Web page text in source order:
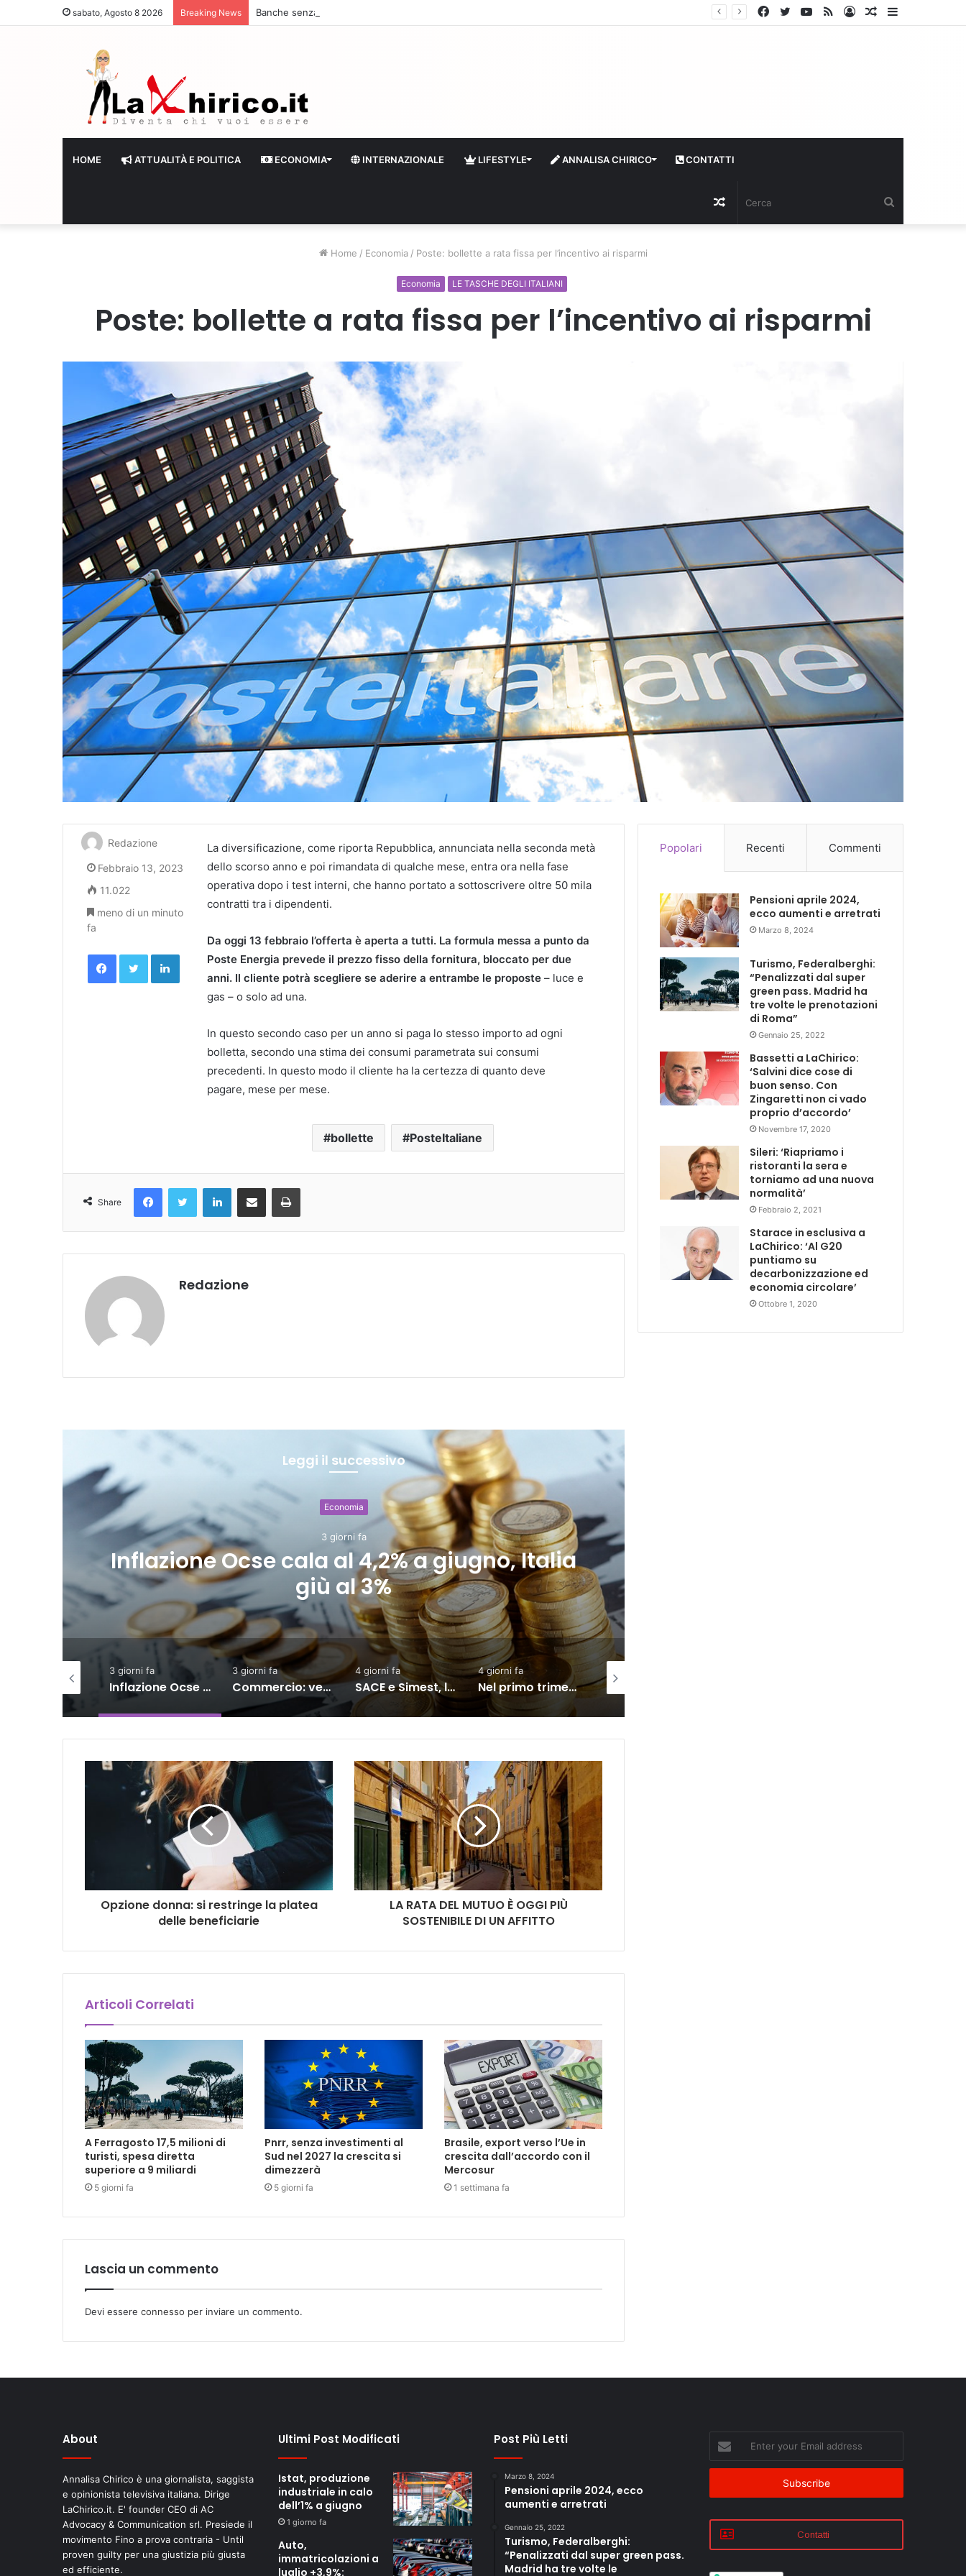
sabato, Agosto 8 2026 Breaking News Banche senza liquidità e riserve Fmi inutilizzabili: la crisi dell’economia russa
Articolo
Log
RSS
YouTube
Twitter
Facebook
HOME ATTUALITÀ E POLITICA ECONOMIA INTERNAZIONALE LIFESTYLE ANNALISA CHIRICO CONTATTI
Articolo
Home / Economia / Poste: bollette a rata fissa per l’incentivo ai risparmi
Economia LE TASCHE DEGLI ITALIANI
Poste: bollette a rata fissa per l’incentivo ai risparmi
La diversificazione, come riporta Repubblica, annunciata nella seconda metà
dello scorso anno e poi rimandata di qualche mese, entra ora nella fase
operativa dopo i test interni, che hanno portato a sottoscrivere oltre 50 mila
contratti tra i dipendenti.
Da oggi 13 febbraio l’offerta è aperta a tutti. La formula messa a punto da
Poste Energia prevede il prezzo fisso della fornitura, bloccato per due
anni. Il cliente potrà scegliere se aderire a entrambe le proposte – luce e
gas – o solo ad una.
In questo secondo caso per un anno si paga lo stesso importo ad ogni
bolletta, secondo una stima dei consumi parametrata sui consumi
precedenti. In questo modo il cliente ha la certezza di quanto deve
pagare, mese per mese.
bollette PosteItaliane
Redazione
Febbraio 13, 2023
11.022
meno di un minuto
fa
Facebook Twitter LinkedIn
Share
Redazione
Leggi il successivo
Economia
3 giorni fa
Inflazione Ocse cala al 4,2% a giugno, Italia
giù al 3%
3 giorni fa
Inflazione Ocse cala al 4,2% a giugno, Italia giù al 3%
3 giorni fa
Commercio: vendite in lieve calo ma semestre in crescita
4 giorni fa
SACE e Simest, la collaborazione per l’export dà risultati positivi
4 giorni fa
Nel primo trimestre assunzioni nelle Marche solo per il lavoro intermittente
Opzione donna: si restringe la platea
delle beneficiarie
LA RATA DEL MUTUO È OGGI PIÙ
SOSTENIBILE DI UN AFFITTO
Articoli Correlati
A Ferragosto 17,5 milioni di
turisti, spesa diretta
superiore a 9 miliardi
5 giorni fa
Pnrr, senza investimenti al
Sud nel 2027 la crescita si
dimezzerà
5 giorni fa
Brasile, export verso l’Ue in
crescita dall’accordo con il
Mercosur
1 settimana fa
Lascia un commento
Devi essere connesso per inviare un commento.
Popolari Recenti Commenti
Pensioni aprile 2024,
ecco aumenti e arretrati
Marzo 8, 2024
Turismo, Federalberghi:
“Penalizzati dal super
green pass. Madrid ha
tre volte le prenotazioni
di Roma”
Gennaio 25, 2022
Bassetti a LaChirico:
‘Salvini dice cose di
buon senso. Con
Zingaretti non ci vado
proprio d’accordo’
Novembre 17, 2020
Sileri: ‘Riapriamo i
ristoranti la sera e
torniamo ad una nuova
normalità’
Febbraio 2, 2021
Starace in esclusiva a
LaChirico: ‘Al G20
puntiamo su
decarbonizzazione ed
economia circolare’
Ottobre 1, 2020
About
Annalisa Chirico è una giornalista, saggista
e opinionista televisiva italiana. Dirige
LaChirico.it. E' founder CEO di AC
Advocacy & Communication srl. Presiede il
movimento Fino a prova contraria - Until
proven guilty per una giustizia più giusta
ed efficiente.
Ultimi Post Modificati
Istat, produzione
industriale in calo
dell’1% a giugno
1 giorno fa
Auto,
immatricolazioni a
luglio +3,9%:
Post Più Letti
Marzo 8, 2024
Pensioni aprile 2024, ecco
aumenti e arretrati
Gennaio 25, 2022
Turismo, Federalberghi:
“Penalizzati dal super green pass.
Madrid ha tre volte le
your
Email
Contatti